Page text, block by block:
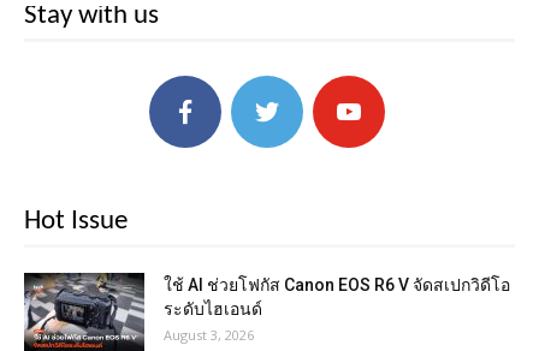
Stay with us
Hot Issue
ใช้ AI ช่วยโฟกัส Canon EOS R6 V จัดสเปกวิดีโอ
ระดับไฮเอนด์
August 3, 2026